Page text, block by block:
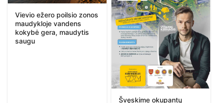
Vievio ežero poilsio zonos
maudykloje vandens
kokybė gera, maudytis
saugu
Švęskime okupantų